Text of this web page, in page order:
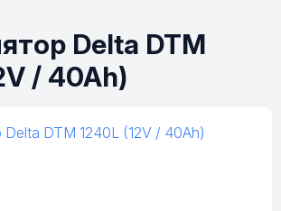
Delta DTM
/ 40Ah)